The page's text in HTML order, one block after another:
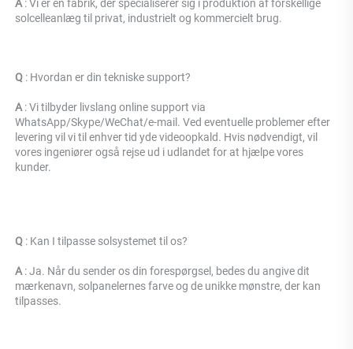
A : Vi er en fabrik, der specialiserer sig i produktion af forskellige
solcelleanlæg til privat, industrielt og kommercielt brug.
Q : Hvordan er din tekniske support?
A : Vi tilbyder livslang online support via
WhatsApp/Skype/WeChat/e-mail. Ved eventuelle problemer efter
levering vil vi til enhver tid yde videoopkald. Hvis nødvendigt, vil
vores ingeniører også rejse ud i udlandet for at hjælpe vores
kunder.
Q : Kan I tilpasse solsystemet til os?
A : Ja. Når du sender os din forespørgsel, bedes du angive dit
mærkenavn, solpanelernes farve og de unikke mønstre, der kan
tilpasses.